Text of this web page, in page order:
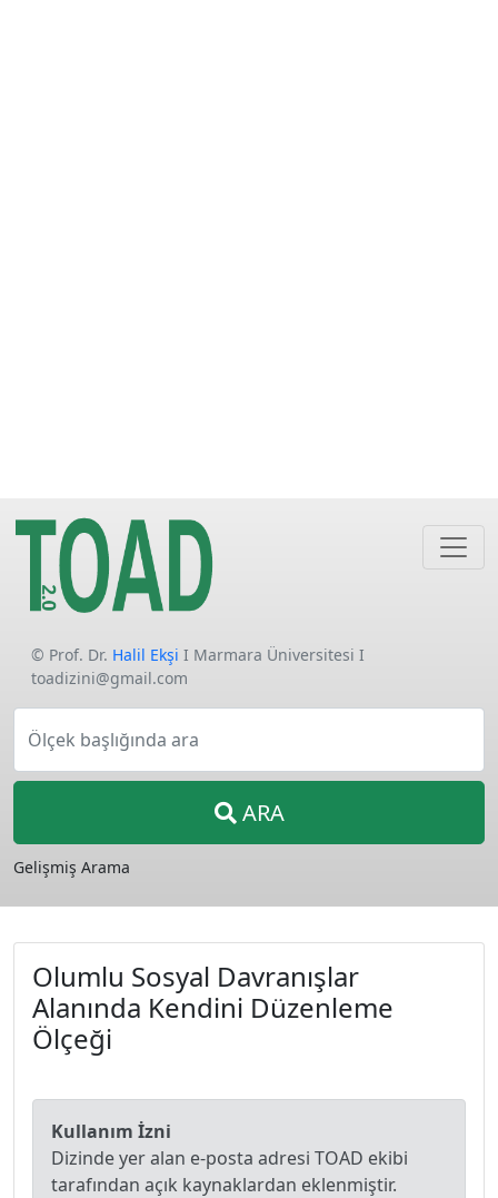
© Prof. Dr. Halil Ekşi I Marmara Üniversitesi I
toadizini@gmail.com
Ölçek başlığında ara
ARA
Gelişmiş Arama
Olumlu Sosyal Davranışlar
Alanında Kendini Düzenleme
Ölçeği
Kullanım İzni
Dizinde yer alan e-posta adresi TOAD ekibi
tarafından açık kaynaklardan eklenmiştir.